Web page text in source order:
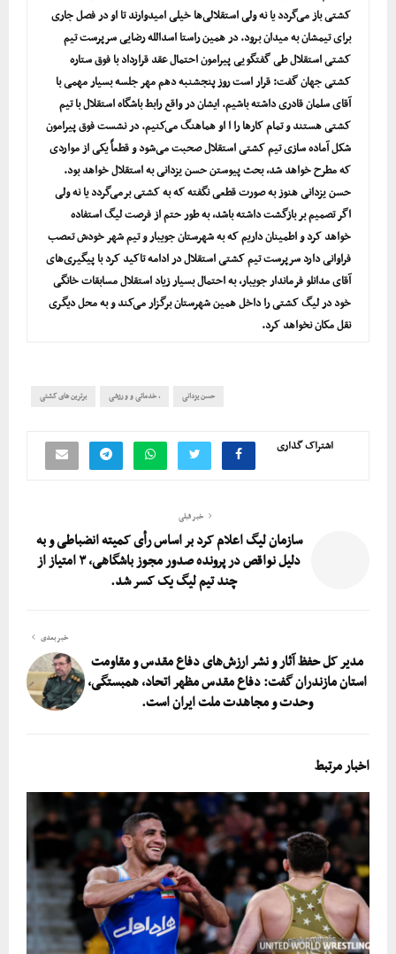
کشتی باز می‌گردد یا نه ولی استقلالی‌ها خیلی امیدوارند تا او در فصل جاری
برای تیمشان به میدان برود. در همین راستا اسدالله رضایی سرپرست تیم
کشتی استقلال طی گفتگویی پیرامون احتمال عقد قرارداد با فوق ستاره
کشتی جهان گفت: قرار است روز پنجشنبه دهم مهر جلسه بسیار مهمی با
آقای سلمان قادری داشته باشیم. ایشان در واقع رابط باشگاه استقلال با تیم
کشتی هستند و تمام کارها را ا او هماهنگ می‌کنیم. در نشست فوق پیرامون
شکل آماده سازی تیم کشتی استقلال صحبت می‌شود و قطعاً یکی از مواردی
که مطرح خواهد شد، بحث پیوستن حسن یزدانی به استقلال خواهد بود.
حسن یزدانی هنوز به صورت قطعی نگفته که به کشتی برمی‌گردد یا نه ولی
اگر تصمیم بر بازگشت داشته باشد، به طور حتم از فرصت لیگ استفاده
خواهد کرد و اطمینان داریم که به شهرستان جویبار و تیم شهر خودش تعصب
فراوانی دارد سرپرست تیم کشتی استقلال در ادامه تاکید کرد با پیگیری‌های
آقای مدانلو فرماندار جویبار، به احتمال بسیار زیاد استقلال مسابقات خانگی
خود در لیگ کشتی را داخل همین شهرستان برگزار می‌کند و به محل دیگری
نقل مکان نخواهد کرد.
برترین های کشتی ، خدماتی و ورزشی حسن یزدانی
اشتراک گذاری
خبر قبلی
سازمان لیگ اعلام کرد بر اساس رأی کمیته انضباطی و به
دلیل نواقص در پرونده صدور مجوز باشگاهی، ۳ امتیاز از
چند تیم لیگ یک کسر شد.
خبر بعدی
مدیر کل حفظ آثار و نشر ارزش‌های دفاع مقدس و مقاومت
استان مازندران گفت: دفاع مقدس مظهر اتحاد، همبستگی،
وحدت و مجاهدت ملت ایران است.
اخبار مرتبط